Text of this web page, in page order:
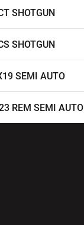
SHOTGUN
SHOTGUN
SEMI AUTO
REM SEMI AUTO